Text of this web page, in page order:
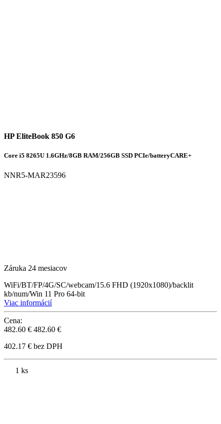
HP EliteBook 850 G6
Core i5 8265U 1.6GHz/8GB RAM/256GB SSD PCIe/batteryCARE+
NNR5-MAR23596
Záruka 24 mesiacov
WiFi/BT/FP/4G/SC/webcam/15.6 FHD (1920x1080)/backlit
kb/num/Win 11 Pro 64-bit
Viac informácií
Cena:
482.60 € 482.60 €
402.17 € bez DPH
1 ks